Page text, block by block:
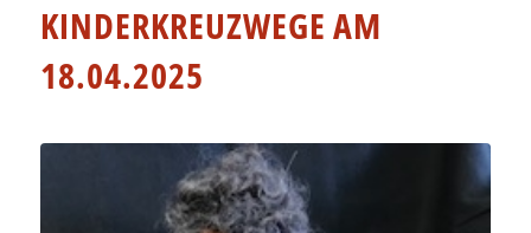
KINDERKREUZWEGE AM
18.04.2025